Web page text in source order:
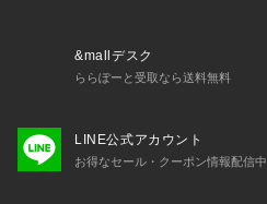
&mallデスク
ららぽーと受取なら送料無料
LINE公式アカウント
お得なセール・クーポン情報配信中